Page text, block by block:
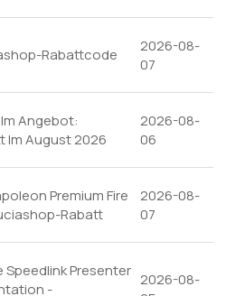
Rabattcode
2026-08-
07
Angebot:
Im August 2026
2026-08-
06
Premium Fire
Rabatt
2026-08-
07
Speedlink Presenter
-
2026-08-